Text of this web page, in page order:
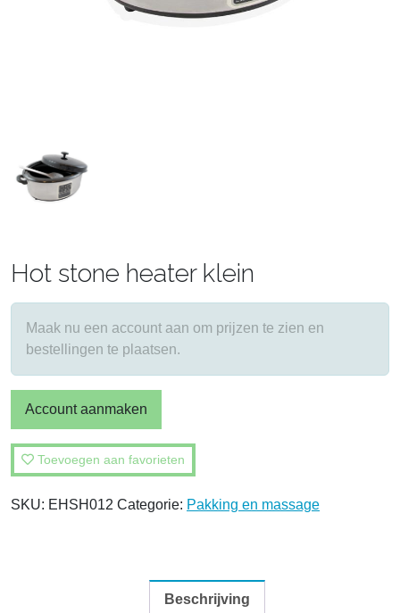
Hot stone heater klein
Maak nu een account aan om prijzen te zien en
bestellingen te plaatsen.
Account aanmaken
Toevoegen aan favorieten
SKU: EHSH012 Categorie: Pakking en massage
Beschrijving